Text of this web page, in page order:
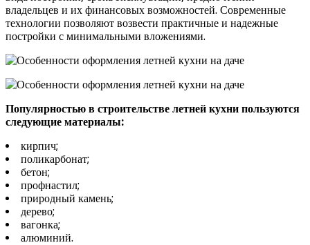
владельцев и их финансовых возможностей. Современные
технологии позволяют возвести практичные и надежные
постройки с минимальными вложениями.
Популярностью в строительстве летней кухни пользуются
следующие материалы:
кирпич;
поликарбонат;
бетон;
профнастил;
природный камень;
дерево;
вагонка;
алюминий.